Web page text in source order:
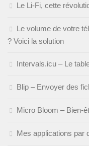
Le Li-Fi, cette
Le volume de votre
? Voici la solution
Intervals.icu – Le
Blip – Envoyer des
Micro Bloom – Bien-
Mes applications par